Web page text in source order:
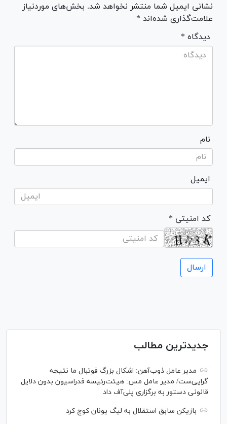
نشانی ایمیل شما منتشر نخواهد شد. بخش‌های موردنیاز
علامت‌گذاری شده‌اند *
* دیدگاه
نام
ایمیل
* کد امنیتی
جدیدترین مطالب
مدیر عامل ذوب‌آهن: اشکال بزرگ فوتبال ما نتیجه
گرایی‌ست/ مدیر عامل مس: هیئت‌رئیسه فدراسیون بدون دلایل
قانونی دستور به برگزاری پلی‌آف داد
بازیکن سابق استقلال به لیگ یونان کوچ کرد